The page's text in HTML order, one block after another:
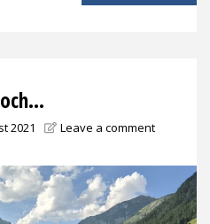
2021 Leave a comment